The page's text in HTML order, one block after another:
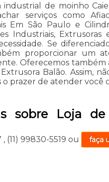
de moinho
serviços como
Em São Paulo e
Industriais,
Se
proporcionar um
Oferecemos
Balão. Assim,
o prazer de atender
sobre Loja
, (11) 99830-5519 ou faça